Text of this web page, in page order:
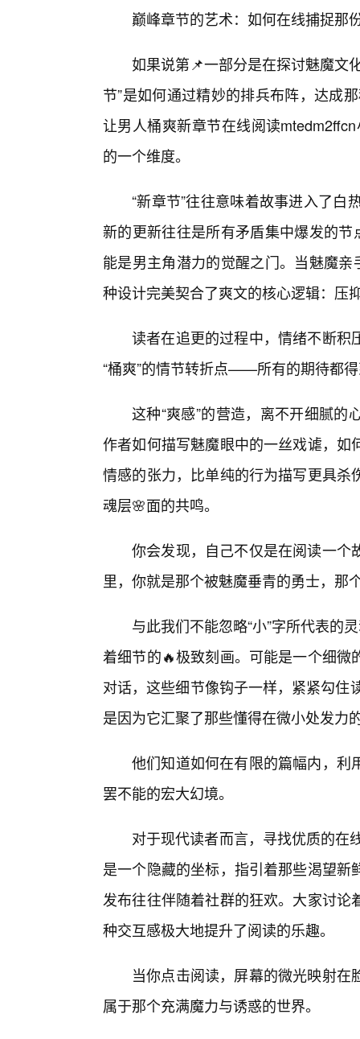
巅峰章节的艺术：如何在线捕捉那
如果说第📌一部分是在探讨魅魔文
节”是如何通过精妙的排兵布阵，达成
让男人桶爽新章节在线阅读
的一个维度。
“新章节”往往意味着故事进入了白
新的更新往往是所有矛盾集中爆发的
能是男主角潜力的觉醒之门。当魅魔
种设计完美契合了爽文的核心逻辑：压
读者在追更的过程中，情绪不断
“桶爽”的情节转折点——所有的期待都
这种“爽感”的营造，离不开细腻
作者如何描写魅魔眼中的一丝戏谑，
情感的张力，比单纯的行为描写更具
魂层🌸面的共鸣。
你会发现，自己不仅是在阅读一个
里，你就是那个被魅魔垂青的勇士，那
与此我们不能忽略“小”字所代表的
着细节的🔥极致刻画。可能是一个细
对话，这些细节像钩子一样，紧紧勾住
是因为它汇聚了那些懂得在微小处发力
他们知道如何在有限的篇幅内，利
罢不能的宏大幻境。
对于现代读者而言，寻找优质的在
是一个隐藏的坐标，指引着那些渴望
发布往往伴随着社群的狂欢。大家讨
种交互感极大地提升了阅读的乐趣。
当你点击阅读，屏幕的微光映射
属于那个充满魔力与诱惑的世界。